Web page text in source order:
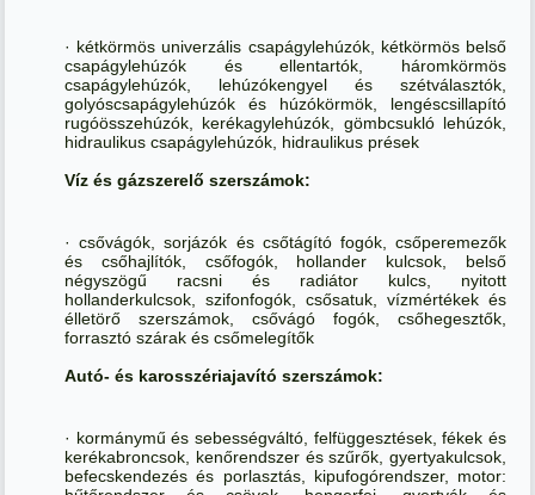
· kétkörmös univerzális csapágylehúzók, kétkörmös belső
csapágylehúzók és ellentartók, háromkörmös
csapágylehúzók, lehúzókengyel és szétválasztók,
golyóscsapágylehúzók és húzókörmök, lengéscsillapító
rugóösszehúzók, kerékagylehúzók, gömbcsukló lehúzók,
hidraulikus csapágylehúzók, hidraulikus prések
Víz és gázszerelő szerszámok:
· csővágók, sorjázók és csőtágító fogók, csőperemezők
és csőhajlítók, csőfogók, hollander kulcsok, belső
négyszögű racsni és radiátor kulcs, nyitott
hollanderkulcsok, szifonfogók, csősatuk, vízmértékek és
élletörő szerszámok, csővágó fogók, csőhegesztők,
forrasztó szárak és csőmelegítők
Autó- és karosszériajavító szerszámok:
· kormánymű és sebességváltó, felfüggesztések, fékek és
kerékabroncsok, kenőrendszer és szűrők, gyertyakulcsok,
befecskendezés és porlasztás, kipufogórendszer, motor: